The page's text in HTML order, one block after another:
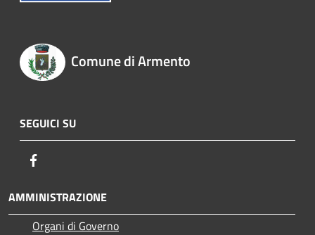
Comune di Armento
SEGUICI SU
AMMINISTRAZIONE
Organi di Governo